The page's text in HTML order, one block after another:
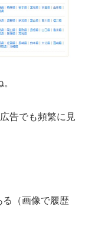
告でも頻繁に見
る（画像で履歴